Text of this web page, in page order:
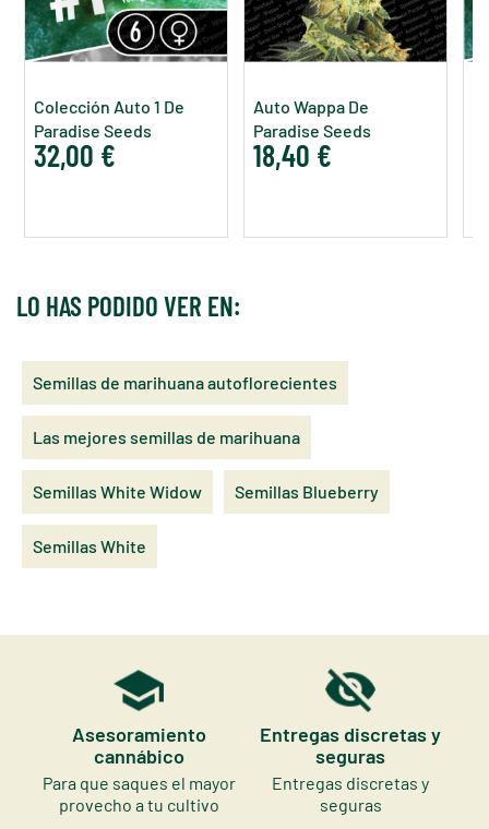
Colección Auto 1 De
Paradise Seeds
32,00 €
Auto Wappa De
Paradise Seeds
18,40 €
LO HAS PODIDO VER EN:
Semillas de marihuana autoflorecientes
Las mejores semillas de marihuana
Semillas White Widow Semillas Blueberry
Semillas White
Asesoramiento
cannábico
Para que saques el mayor
provecho a tu cultivo
Entregas discretas y
seguras
Entregas discretas y
seguras